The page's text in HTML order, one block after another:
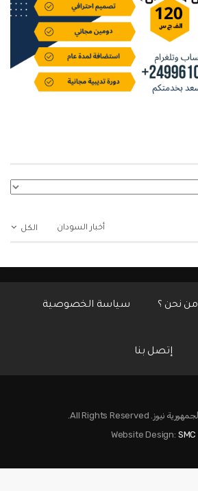
الكل أخبار السودان
من نحن ؟ سياسة الخصوصية
إتصل بنا
Website Design: SMC